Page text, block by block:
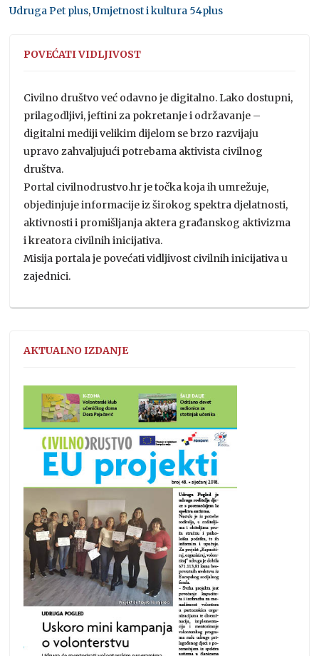
Udruga Pet plus,Umjetnost i kultura 54plus
POVEĆATI VIDLJIVOST
Civilno društvo već odavno je digitalno. Lako dostupni,
prilagodljivi, jeftini za pokretanje i održavanje –
digitalni mediji velikim dijelom se brzo razvijaju
upravo zahvaljujući potrebama aktivista civilnog
društva.
Portal civilnodrustvo.hr je točka koja ih umrežuje,
objedinjuje informacije iz širokog spektra djelatnosti,
aktivnosti i promišljanja aktera građanskog aktivizma
i kreatora civilnih inicijativa.
Misija portala je povećati vidljivost civilnih inicijativa u
zajednici.
AKTUALNO IZDANJE